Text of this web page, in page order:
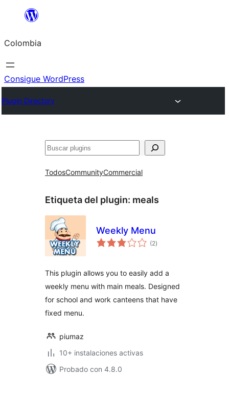
Saltar
contenido
Colombia
Consigue WordPress
Plugin Directory
Buscar
TodosCommunityCommercial
Etiqueta del plugin: meals
Weekly Menu
(2total
de
)
This plugin allows you to easily add a
weekly menu with main meals. Designed
for school and work canteens that have
fixed menu.
piumaz
10+ instalaciones activas
Probado con 4.8.0